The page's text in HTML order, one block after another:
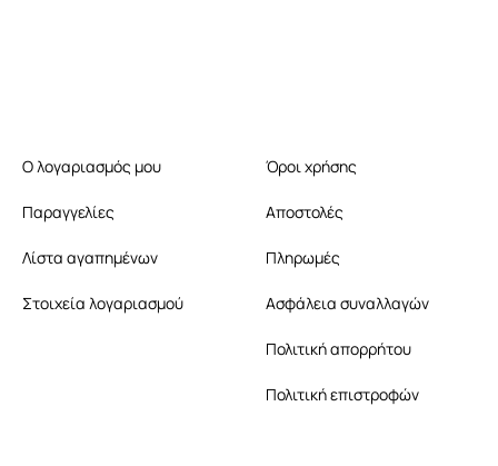
Ο λογαριασμός μου
Παραγγελίες
Λίστα αγαπημένων
Στοιχεία λογαριασμού
Όροι χρήσης
Αποστολές
Πληρωμές
Ασφάλεια συναλλαγών
Πολιτική απορρήτου
Πολιτική επιστροφών